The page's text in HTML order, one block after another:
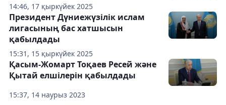
14:46, 17 қыркүйек 2025
15:31, 15 қыркүйек 2025
Президент Дүниежүзілік ислам
лигасының бас хатшысын
қабылдады
15:37, 14 наурыз 2023
Қасым-Жомарт Тоқаев Ресей және
Қытай елшілерін қабылдады